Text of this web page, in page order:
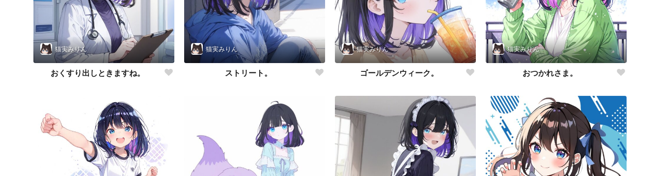
猫実みりん
おくすり出しときますね。
猫実みりん
ストリート。
猫実みりん
ゴールデンウィーク。
猫実みりん
おつかれさま。